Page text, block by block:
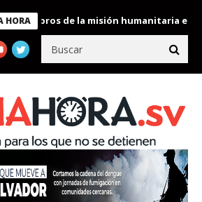
HORA de la misión humanitaria enviada